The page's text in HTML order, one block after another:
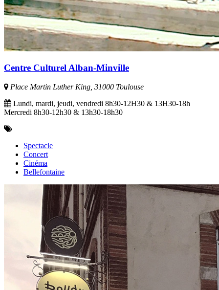
Centre Culturel Alban-Minville
Place Martin Luther King, 31000 Toulouse
Lundi, mardi, jeudi, vendredi 8h30-12H30 & 13H30-18h
Mercredi 8h30-12h30 & 13h30-18h30
Spectacle
Concert
Cinéma
Bellefontaine